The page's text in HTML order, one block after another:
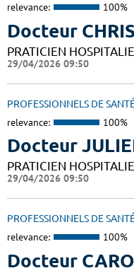
relevance: 100%
Docteur
PRATICIEN
29/04/2026 09:50
PROFESSIONNELS DE
relevance: 100%
Docteur
PRATICIEN
29/04/2026 09:50
PROFESSIONNELS DE
relevance: 100%
Docteur